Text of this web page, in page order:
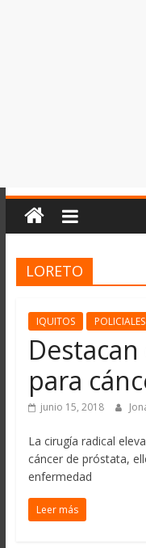
LORETO
IQUITOS POLICIALES
para
junio 15, 2018
La cirugía radical
cáncer de próstata,
enfermedad
Leer más